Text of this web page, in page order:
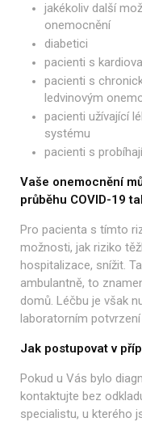
jakékoliv další
onemocnění
diabetici
pacienti s
pacienti s
ledvinovým
pacienti užívající
systému
pacienti s
Vaše onemocnění
průběhu COVID-19
Pro pacienta s tímto
možnosti, jak riziko
hospitalizace, snížit.
ambulantně, to
domů. Léčbu je však
laboratorním
Jak postupovat v
Pokud u Vás bylo
kontaktujte bez
specialistu, u kterého